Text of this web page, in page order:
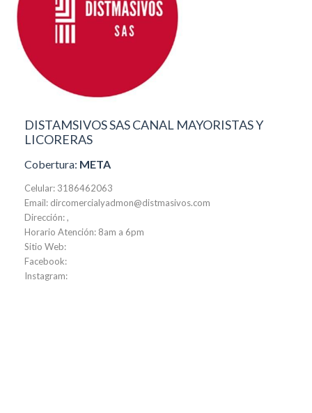
DISTAMSIVOS SAS CANAL MAYORISTAS Y
LICORERAS
Cobertura: META
Celular: 3186462063
Email: dircomercialyadmon@distmasivos.com
Dirección: ,
Horario Atención: 8am a 6pm
Sitio Web:
Facebook:
Instagram: